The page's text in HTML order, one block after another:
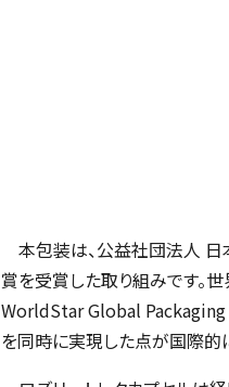
本包装は、公益社団法人 日
賞を受賞した取り組みです。
WorldStar Global Packaging
を同時に実現した点が国際的